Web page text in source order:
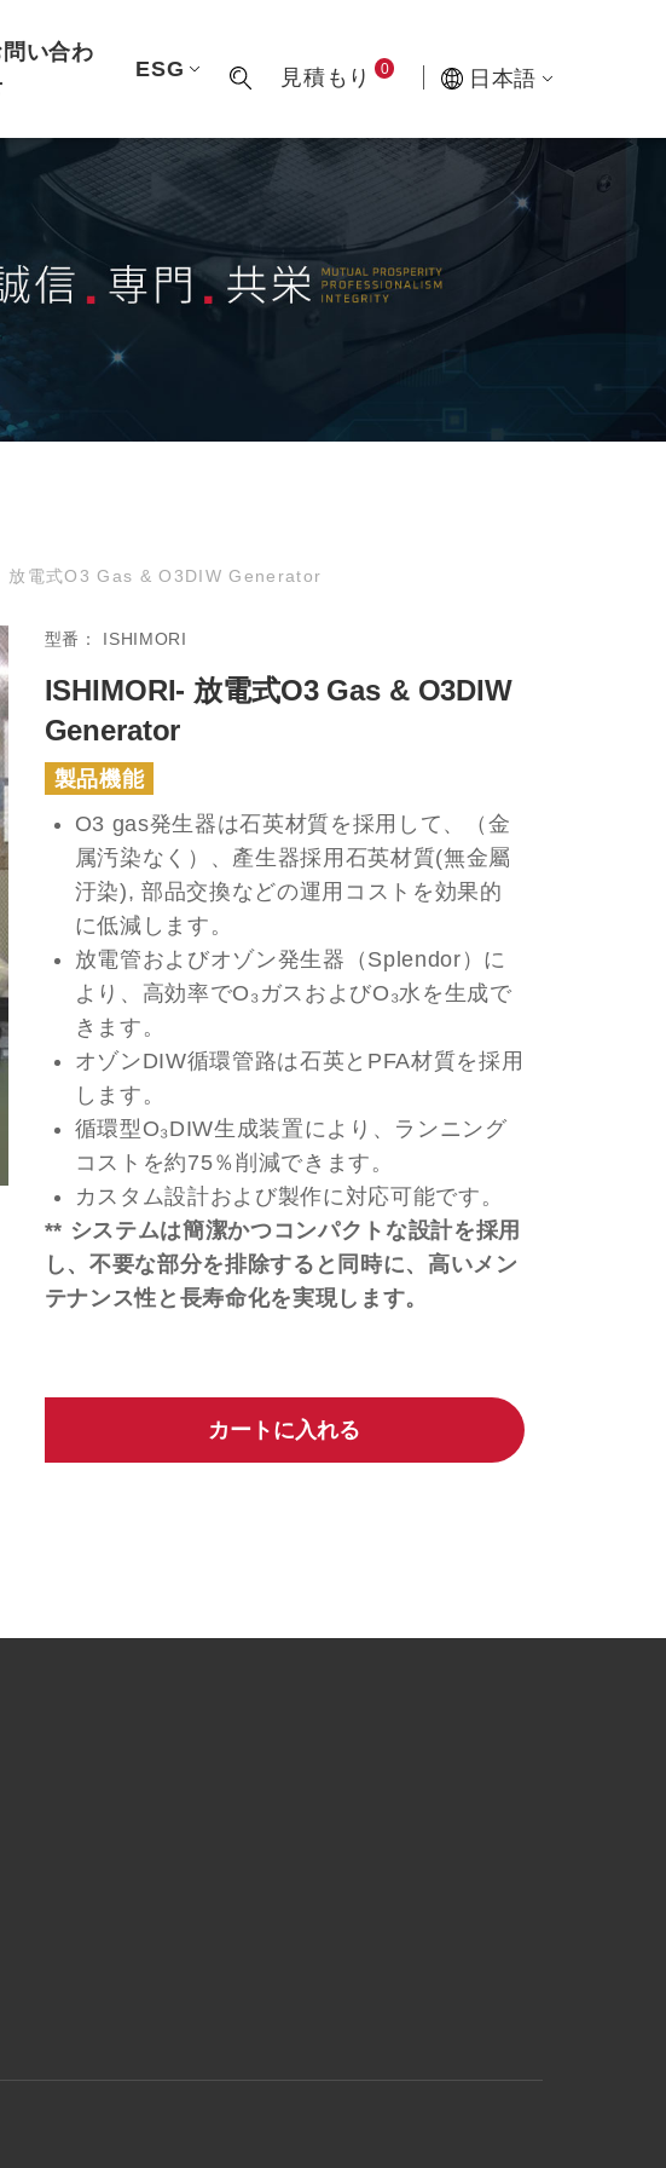
い合わ
ESG 見積もり 0 日本語
放電式O3 Gas & O3DIW Generator
型番： ISHIMORI
ISHIMORI- 放電式O3 Gas & O3DIW
Generator
製品機能
O3 gas発生器は石英材質を採用して、（金
属汚染なく）、產生器採用石英材質(無金屬
汙染), 部品交換などの運用コストを効果的
に低減します。
放電管およびオゾン発生器（Splendor）に
より、高効率でO₃ガスおよびO₃水を生成で
きます。
オゾンDIW循環管路は石英とPFA材質を採用
します。
循環型O₃DIW生成装置により、ランニング
コストを約75％削減できます。
カスタム設計および製作に対応可能です。
** システムは簡潔かつコンパクトな設計を採用
し、不要な部分を排除すると同時に、高いメン
テナンス性と長寿命化を実現します。
カートに入れる